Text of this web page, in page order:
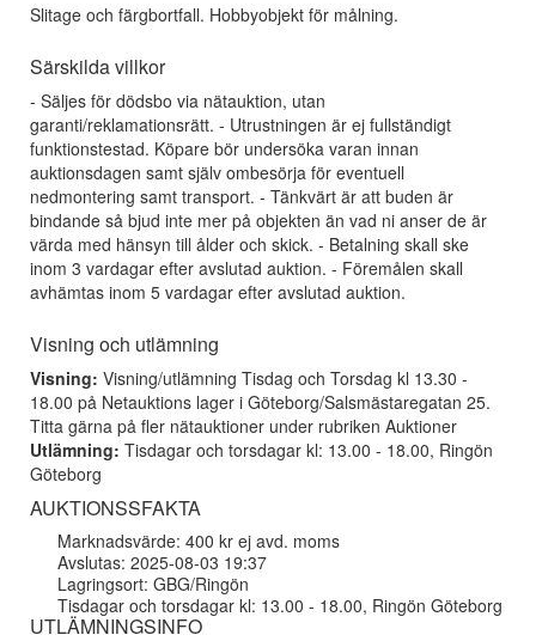
Slitage och färgbortfall. Hobbyobjekt för målning.
Särskilda villkor
- Säljes för dödsbo via nätauktion, utan
garanti/reklamationsrätt. - Utrustningen är ej fullständigt
funktionstestad. Köpare bör undersöka varan innan
auktionsdagen samt själv ombesörja för eventuell
nedmontering samt transport. - Tänkvärt är att buden är
bindande så bjud inte mer på objekten än vad ni anser de är
värda med hänsyn till ålder och skick. - Betalning skall ske
inom 3 vardagar efter avslutad auktion. - Föremålen skall
avhämtas inom 5 vardagar efter avslutad auktion.
Visning och utlämning
Visning: Visning/utlämning Tisdag och Torsdag kl 13.30 -
18.00 på Netauktions lager i Göteborg/Salsmästaregatan 25.
Titta gärna på fler nätauktioner under rubriken Auktioner
Utlämning: Tisdagar och torsdagar kl: 13.00 - 18.00, Ringön
Göteborg
AUKTIONSSFAKTA
Marknadsvärde: 400 kr ej avd. moms
Avslutas: 2025-08-03 19:37
Lagringsort: GBG/Ringön
Tisdagar och torsdagar kl: 13.00 - 18.00, Ringön Göteborg
UTLÄMNINGSINFO